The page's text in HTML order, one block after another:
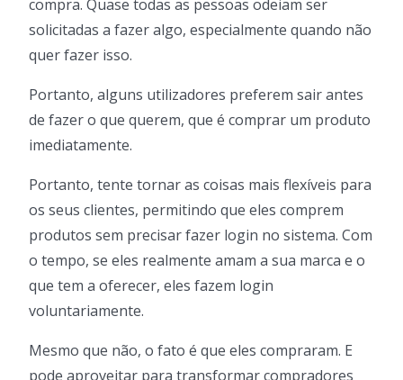
compra. Quase todas as pessoas odeiam ser
solicitadas a fazer algo, especialmente quando não
quer fazer isso.
Portanto, alguns utilizadores preferem sair antes
de fazer o que querem, que é comprar um produto
imediatamente.
Portanto, tente tornar as coisas mais flexíveis para
os seus clientes, permitindo que eles comprem
produtos sem precisar fazer login no sistema. Com
o tempo, se eles realmente amam a sua marca e o
que tem a oferecer, eles fazem login
voluntariamente.
Mesmo que não, o fato é que eles compraram. E
pode aproveitar para transformar compradores